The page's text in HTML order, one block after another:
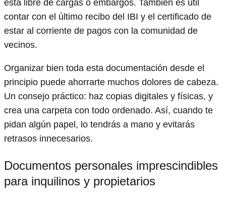
está libre de cargas o embargos. También es útil
contar con el último recibo del IBI y el certificado de
estar al corriente de pagos con la comunidad de
vecinos.
Organizar bien toda esta documentación desde el
principio puede ahorrarte muchos dolores de cabeza.
Un consejo práctico: haz copias digitales y físicas, y
crea una carpeta con todo ordenado. Así, cuando te
pidan algún papel, lo tendrás a mano y evitarás
retrasos innecesarios.
Documentos personales imprescindibles
para inquilinos y propietarios